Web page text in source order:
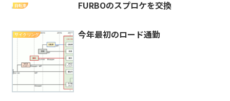
自転車 FURBOのスプロケを交換
サイクリング 今年最初のロード通勤